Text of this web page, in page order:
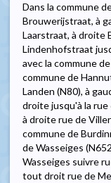
Dans la commune
Brouwerijstraat, à
Laarstraat, à droite
Lindenhofstraat
avec la commune
commune de
Landen (N80), à
droite jusqu'à la rue
à droite rue de
commune de
de Wasseiges
Wasseiges suivre
tout droit rue de